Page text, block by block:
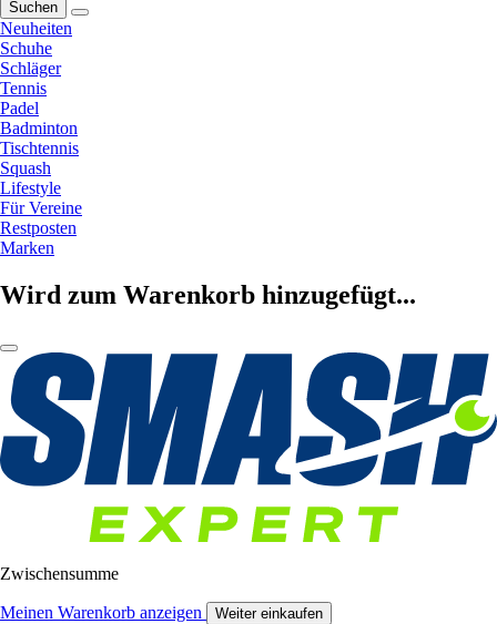
Suchen
Neuheiten
Schuhe
Schläger
Tennis
Padel
Badminton
Tischtennis
Squash
Lifestyle
Für Vereine
Restposten
Marken
Wird zum Warenkorb hinzugefügt...
Zwischensumme
Meinen Warenkorb anzeigen Weiter einkaufen